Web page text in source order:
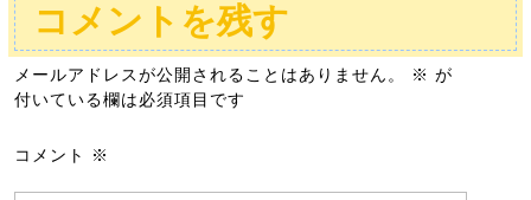
コメントを残す
メールアドレスが公開されることはありません。 ※ が
付いている欄は必須項目です
コメント ※